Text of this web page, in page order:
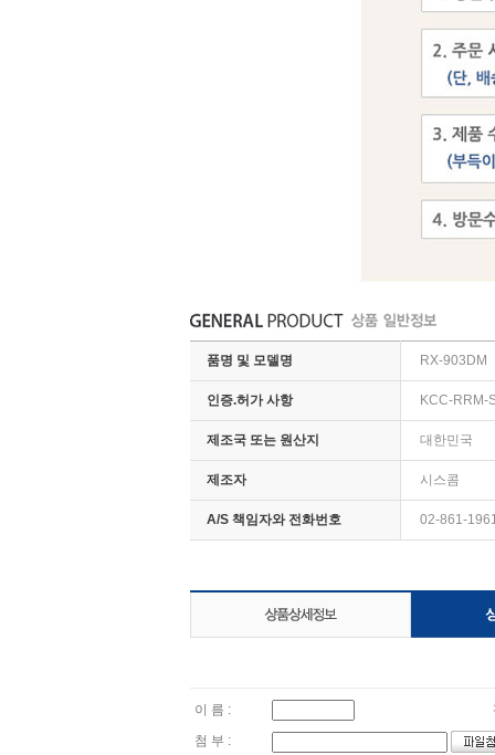
품명 및 모델명 RX-903DM
인증.허가 사항 KCC-RRM-
제조국 또는 원산지 대한민국
제조자 시스콤
A/S 책임자와 전화번호 02-861-
이 름 :
첨 부 :